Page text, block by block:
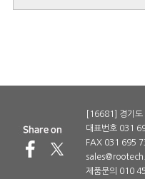
[16681] 경기
대표번호 031
FAX 031 695
제품문의 010